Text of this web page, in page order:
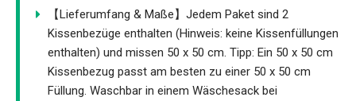
【Lieferumfang & Maße】Jedem Paket sind 2
Kissenbezüge enthalten (Hinweis: keine Kissenfüllungen
enthalten) und missen 50 x 50 cm. Tipp: Ein 50 x 50 cm
Kissenbezug passt am besten zu einer 50 x 50 cm
Füllung. Waschbar in einem Wäschesack bei